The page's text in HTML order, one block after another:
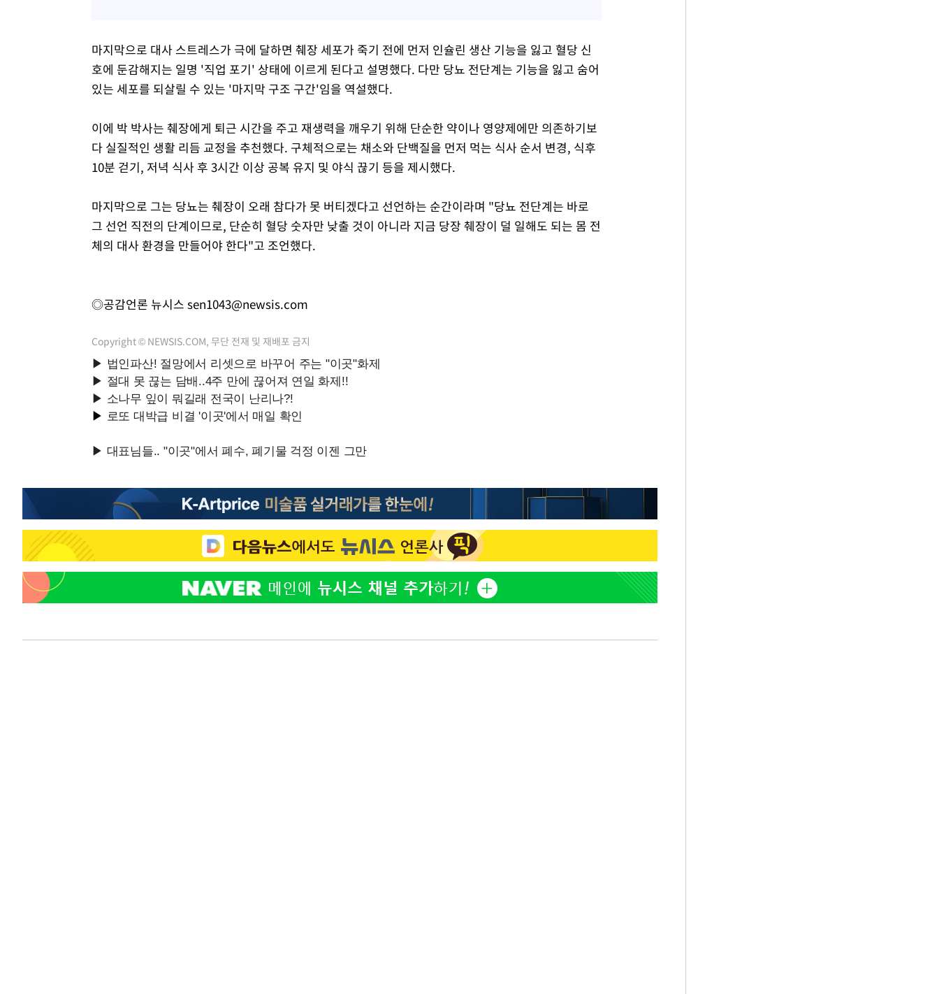
마지막으로 대사 스트레스가 극에 달하면 췌장 세포가 죽기 전에 먼저 인슐린 생산 기능을 잃고 혈당 신
호에 둔감해지는 일명 '직업 포기' 상태에 이르게 된다고 설명했다. 다만 당뇨 전단계는 기능을 잃고 숨어
있는 세포를 되살릴 수 있는 '마지막 구조 구간'임을 역설했다.
이에 박 박사는 췌장에게 퇴근 시간을 주고 재생력을 깨우기 위해 단순한 약이나 영양제에만 의존하기보
다 실질적인 생활 리듬 교정을 추천했다. 구체적으로는 채소와 단백질을 먼저 먹는 식사 순서 변경, 식후
10분 걷기, 저녁 식사 후 3시간 이상 공복 유지 및 야식 끊기 등을 제시했다.
마지막으로 그는 당뇨는 췌장이 오래 참다가 못 버티겠다고 선언하는 순간이라며 "당뇨 전단계는 바로
그 선언 직전의 단계이므로, 단순히 혈당 숫자만 낮출 것이 아니라 지금 당장 췌장이 덜 일해도 되는 몸 전
체의 대사 환경을 만들어야 한다"고 조언했다.
◎공감언론 뉴시스 sen1043@newsis.com
Copyright © NEWSIS.COM, 무단 전재 및 재배포 금지